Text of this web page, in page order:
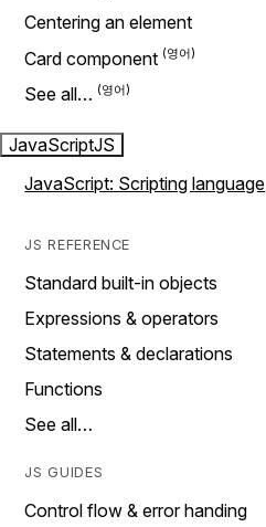
Centering an element
Card component
See all…
JavaScriptJS
JavaScript: Scripting language
JS REFERENCE
Standard built-in objects
Expressions & operators
Statements & declarations
Functions
See all…
JS GUIDES
Control flow & error handing